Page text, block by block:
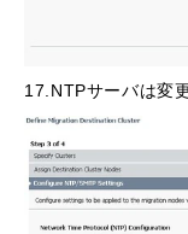
17.NTPサーバは変